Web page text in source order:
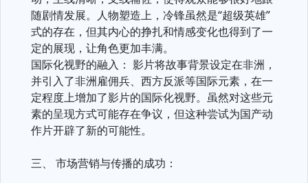
随剧情发展。人物塑造上，冷锋虽然是“超级英雄”
式的存在，但其内心的挣扎和情感变化也得到了一
定的展现，让角色更加丰满。
国际化视野的融入： 影片将故事背景设定在非洲，
并引入了非洲雇佣兵、西方反派等国际元素，在一
定程度上增加了影片的国际化视野。虽然对这些元
素的呈现方式可能存在争议，但这种尝试为国产动
作片开辟了新的可能性。
三、 市场营销与传播的成功：